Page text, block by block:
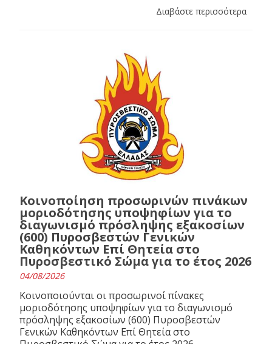
Διαβάστε περισσότερα
Κοινοποίηση προσωρινών πινάκων
μοριοδότησης υποψηφίων για το
διαγωνισμό πρόσληψης εξακοσίων
(600) Πυροσβεστών Γενικών
Καθηκόντων Επί Θητεία στο
Πυροσβεστικό Σώμα για το έτος 2026
04/08/2026
Κοινοποιούνται οι προσωρινοί πίνακες
μοριοδότησης υποψηφίων για το διαγωνισμό
πρόσληψης εξακοσίων (600) Πυροσβεστών
Γενικών Καθηκόντων Επί Θητεία στο